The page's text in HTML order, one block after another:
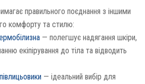
правильного поєднання з іншими
комфорту та стилю:
— полегшує надягання шкіри,
екіпірування до тіла та відводить
— ідеальний вибір для